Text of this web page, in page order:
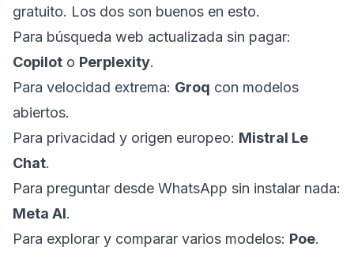
gratuito. Los dos son buenos en esto.
Para búsqueda web actualizada sin pagar:
Copilot o Perplexity.
Para velocidad extrema: Groq con modelos
abiertos.
Para privacidad y origen europeo: Mistral Le
Chat.
Para preguntar desde WhatsApp sin instalar nada:
Meta AI.
Para explorar y comparar varios modelos: Poe.